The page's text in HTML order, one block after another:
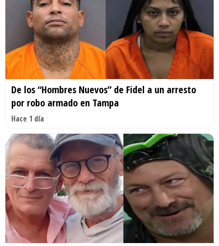
De los “Hombres Nuevos” de Fidel a un arresto
por robo armado en Tampa
Hace 1 día